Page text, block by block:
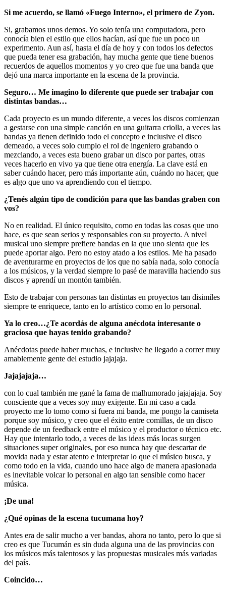
Si me acuerdo, se llamó «Fuego Interno», el primero de Zyon.
Si, grabamos unos demos. Yo solo tenía una computadora, pero
conocía bien el estilo que ellos hacían, así que fue un poco un
experimento. Aun así, hasta el día de hoy y con todos los defectos
que pueda tener esa grabación, hay mucha gente que tiene buenos
recuerdos de aquellos momentos y yo creo que fue una banda que
dejó una marca importante en la escena de la provincia.
Seguro… Me imagino lo diferente que puede ser trabajar con
distintas bandas…
Cada proyecto es un mundo diferente, a veces los discos comienzan
a gestarse con una simple canción en una guitarra criolla, a veces las
bandas ya tienen definido todo el concepto e inclusive el disco
demeado, a veces solo cumplo el rol de ingeniero grabando o
mezclando, a veces esta bueno grabar un disco por partes, otras
veces hacerlo en vivo ya que tiene otra energía. La clave está en
saber cuándo hacer, pero más importante aún, cuándo no hacer, que
es algo que uno va aprendiendo con el tiempo.
¿Tenés algún tipo de condición para que las bandas graben con
vos?
No en realidad. El único requisito, como en todas las cosas que uno
hace, es que sean serios y responsables con su proyecto. A nivel
musical uno siempre prefiere bandas en la que uno sienta que les
puede aportar algo. Pero no estoy atado a los estilos. Me ha pasado
de aventurarme en proyectos de los que no sabía nada, solo conocía
a los músicos, y la verdad siempre lo pasé de maravilla haciendo sus
discos y aprendí un montón también.
Esto de trabajar con personas tan distintas en proyectos tan disimiles
siempre te enriquece, tanto en lo artístico como en lo personal.
Ya lo creo…¿Te acordás de alguna anécdota interesante o
graciosa que hayas tenido grabando?
Anécdotas puede haber muchas, e inclusive he llegado a correr muy
amablemente gente del estudio jajajaja.
Jajajajaja…
con lo cual también me gané la fama de malhumorado jajajajaja. Soy
consciente que a veces soy muy exigente. En mi caso a cada
proyecto me lo tomo como si fuera mi banda, me pongo la camiseta
porque soy músico, y creo que el éxito entre comillas, de un disco
depende de un feedback entre el músico y el productor o técnico etc.
Hay que intentarlo todo, a veces de las ideas más locas surgen
situaciones super originales, por eso nunca hay que descartar de
movida nada y estar atento e interpretar lo que el músico busca, y
como todo en la vida, cuando uno hace algo de manera apasionada
es inevitable volcar lo personal en algo tan sensible como hacer
música.
¡De una!
¿Qué opinas de la escena tucumana hoy?
Antes era de salir mucho a ver bandas, ahora no tanto, pero lo que si
creo es que Tucumán es sin duda alguna una de las provincias con
los músicos más talentosos y las propuestas musicales más variadas
del país.
Coincido…